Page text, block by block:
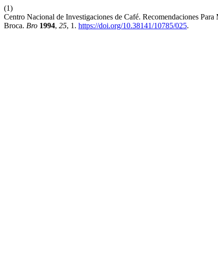
(1)
Centro Nacional de Investigaciones de Café. Recomendaciones
Broca. Bro 1994, 25, 1. https://doi.org/10.38141/10785/025.